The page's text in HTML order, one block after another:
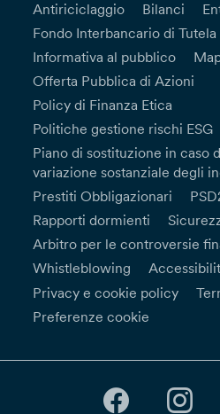
Antiriciclaggio
Bilanci
Fondo Interbancario di
Informativa al pubblico
Offerta Pubblica di Azioni
Policy di Finanza Etica
Politiche gestione rischi ESG
Piano di sostituzione in caso
variazione sostanziale degli
Prestiti Obbligazionari
Rapporti dormienti
Arbitro per le controversie
Whistleblowing
Privacy e cookie policy
Preferenze cookie